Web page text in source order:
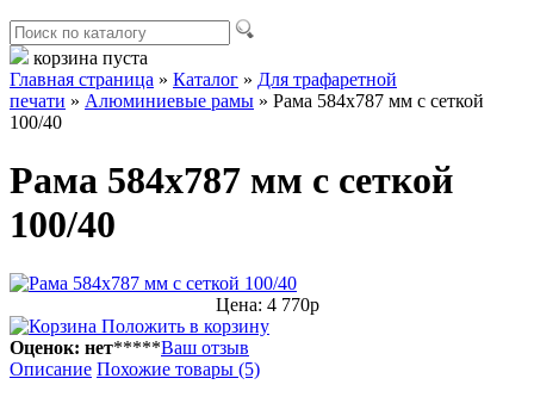
корзина пуста
Главная страница » Каталог » Для трафаретной
печати » Алюминиевые рамы » Рама 584x787 мм с сеткой
100/40
Рама 584x787 мм с сеткой
100/40
Цена: 4 770р
Положить в корзину
Оценок: нет*****Ваш отзыв
Описание Похожие товары (5)